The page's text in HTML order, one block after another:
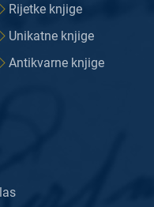
Rijetke knjige
Unikatne knjige
Antikvarne knjige